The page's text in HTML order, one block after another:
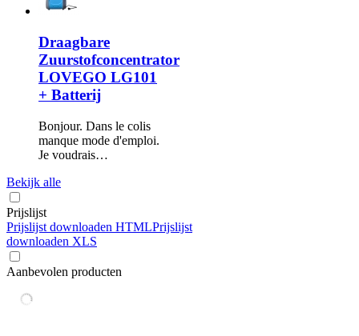
Draagbare
Zuurstofconcentrator
LOVEGO LG101
+ Batterij
Bonjour. Dans le colis
manque mode d'emploi.
Je voudrais…
Bekijk alle
Prijslijst
Prijslijst downloaden HTMLPrijslijst
downloaden XLS
Aanbevolen producten